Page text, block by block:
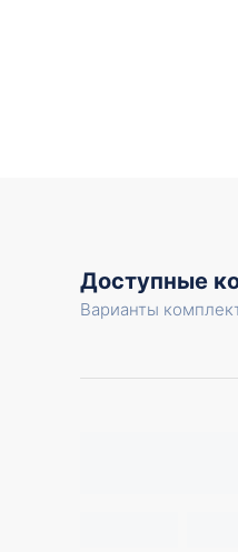
Доступные
Варианты